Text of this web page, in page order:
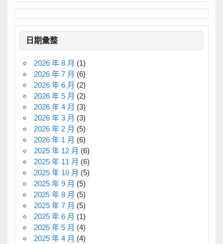
日期彙整
2026 年 8 月 (1)
2026 年 7 月 (6)
2026 年 6 月 (2)
2026 年 5 月 (2)
2026 年 4 月 (3)
2026 年 3 月 (3)
2026 年 2 月 (5)
2026 年 1 月 (6)
2025 年 12 月 (6)
2025 年 11 月 (6)
2025 年 10 月 (5)
2025 年 9 月 (5)
2025 年 8 月 (5)
2025 年 7 月 (5)
2025 年 6 月 (1)
2025 年 5 月 (4)
2025 年 4 月 (4)